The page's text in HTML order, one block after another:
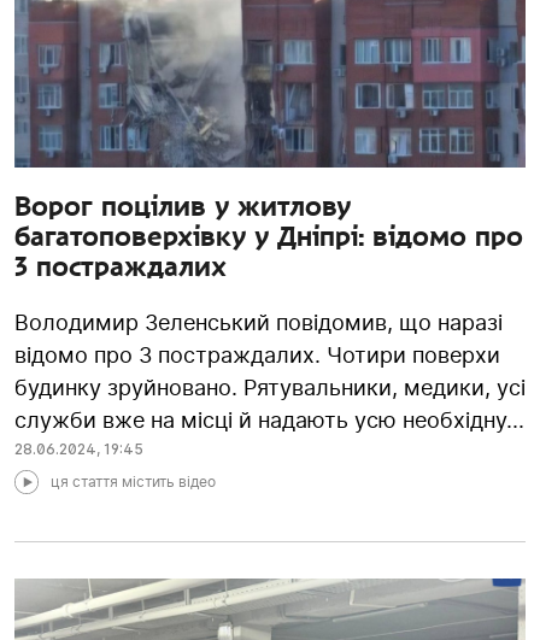
Ворог поцілив у житлову
багатоповерхівку у Дніпрі: відомо про
3 постраждалих
Володимир Зеленський повідомив, що наразі
відомо про 3 постраждалих. Чотири поверхи
будинку зруйновано. Рятувальники, медики, усі
служби вже на місці й надають усю необхідну...
28.06.2024, 19:45
ця стаття містить відео